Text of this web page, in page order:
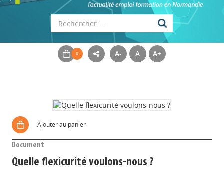
A- A A+
Ajouter au panier
Document
Quelle flexicurité voulons-nous ?